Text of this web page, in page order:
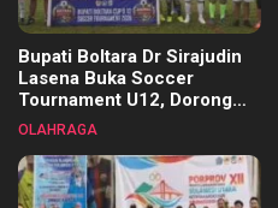
Bupati Boltara Dr Sirajudin
Lasena Buka Soccer
Tournament U12, Dorong
Pembinaan Merata di Setiap
OLAHRAGA